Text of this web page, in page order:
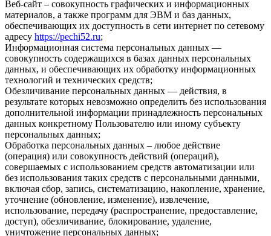
Веб-сайт – совокупность графических и информационных
материалов, а также программ для ЭВМ и баз данных,
обеспечивающих их доступность в сети интернет по сетевому
адресу https://pechi52.ru;
Информационная система персональных данных —
совокупность содержащихся в базах данных персональных
данных, и обеспечивающих их обработку информационных
технологий и технических средств;
Обезличивание персональных данных — действия, в
результате которых невозможно определить без использования
дополнительной информации принадлежность персональных
данных конкретному Пользователю или иному субъекту
персональных данных;
Обработка персональных данных – любое действие
(операция) или совокупность действий (операций),
совершаемых с использованием средств автоматизации или
без использования таких средств с персональными данными,
включая сбор, запись, систематизацию, накопление, хранение,
уточнение (обновление, изменение), извлечение,
использование, передачу (распространение, предоставление,
доступ), обезличивание, блокирование, удаление,
уничтожение персональных данных;